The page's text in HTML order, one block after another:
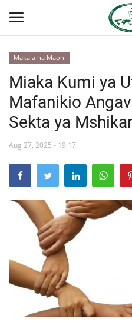
Nyumba
Onyesho la Majaribio
Jukwaa la Nasser la
Timu yetu
Urithi wa Nasser
Harakati ya Nasser kwa
Makala na Maoni
Miaka Kumi ya
Mafanikio
Sekta ya
Aug 27, 2025 - 19:17